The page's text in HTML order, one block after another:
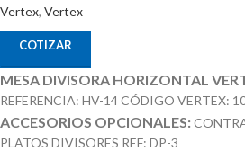
Vertex, Vertex
COTIZAR
MESA DIVISORA HORIZONTAL
REFERENCIA: HV-14 CÓDIGO VERTEX:
ACCESORIOS OPCIONALES:
PLATOS DIVISORES REF: DP-3